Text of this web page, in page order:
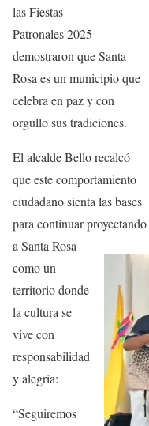
las Fiestas
Patronales 2025
demostraron queSanta
Rosa es un municipio que
celebra en paz y con
orgullo sus tradiciones.
El alcalde Bello recalcó
que este comportamiento
ciudadano sienta las bases
para continuar proyectando
a Santa Rosa
como un
territorio donde
la cultura se
vive con
responsabilidad
y alegría:
“Seguiremos